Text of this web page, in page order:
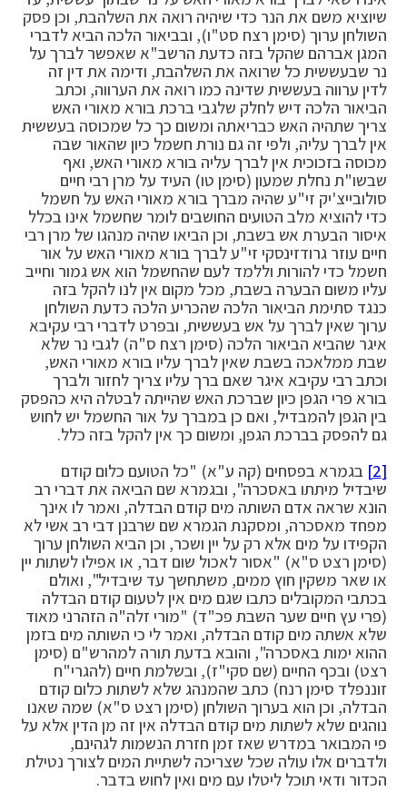
שיוציא משם את הנר כדי שיהיה רואה את השלהבת, וכן פסק
השולחן ערוך (סימן רצח סט"ו), ובביאור הלכה הביא לדברי
המגן אברהם שהקל בזה כדעת הרשב"א שאפשר לברך על
נר שבעששית כל שרואה את השלהבת, ודימה את דין זה
לדין ערווה בעששית שדינה כמו רואה את הערווה, וכתב
הביאור הלכה דיש לחלק שלגבי ברכת בורא מאורי האש
צריך שתהיה האש כבריאתה ומשום כך כל שמכוסה בעששית
אין לברך עליה, ולפי זה גם נורת חשמל כיון שהאור שבה
מכוסה בזכוכית אין לברך עליה בורא מאורי האש, ואף
שבשו"ת נחלת שמעון (סימן טו) העיד על מרן רבי חיים
סולובייצ'יק זי"ע שהיה מברך בורא מאורי האש על חשמל
כדי להוציא מלב הטועים החושבים לומר שחשמל אינו בכלל
איסור הבערת אש בשבת, וכן הביאו שהיה מנהגו של מרן רבי
חיים עוזר גרודזינסקי זי"ע לברך בורא מאורי האש על אור
חשמל כדי להורות וללמד לעם שהחשמל הוא אש גמור וחייב
עליו משום הבערה בשבת, מכל מקום אין לנו להקל בזה
כנגד סתימת הביאור הלכה שהכריע הלכה כדעת השולחן
ערוך שאין לברך על אש בעששית, ובפרט לדברי רבי עקיבא
איגר שהביא הביאור הלכה (סימן רצח ס"ה) לגבי נר שלא
שבת ממלאכה בשבת שאין לברך עליו בורא מאורי האש,
וכתב רבי עקיבא איגר שאם ברך עליו צריך לחזור ולברך
בורא פרי הגפן כיון שברכת האש שהייתה לבטלה היא כהפסק
בין הגפן להמבדיל, ואם כן במברך על אור החשמל יש לחוש
גם להפסק בברכת הגפן, ומשום כך אין להקל בזה כלל.
[2]
בגמרא בפסחים (קה ע"א) "כל הטועם כלום קודם
שיבדיל מיתתו באסכרה", ובגמרא שם הביאה את דברי רב
הונא שראה אדם השותה מים קודם הבדלה, ואמר לו אינך
מפחד מאסכרה, ומסקנת הגמרא שם שרבנן דבי רב אשי לא
הקפידו על מים אלא רק על יין ושכר, וכן הביא השולחן ערוך
(סימן רצט ס"א) "אסור לאכול שום דבר, או אפילו לשתות יין
או שאר משקין חוץ ממים, משתחשך עד שיבדיל", ואולם
בכתבי המקובלים כתבו שגם מים אין לטעום קודם הבדלה
(פרי עץ חיים שער השבת פכ"ד) "מורי זלה"ה הזהרני מאוד
שלא אשתה מים קודם הבדלה, ואמר לי כי השותה מים בזמן
ההוא ימות באסכרה", והובא בדעת תורה למהרש"ם (סימן
רצט) ובכף החיים (שם סקי"ז), ובשלמת חיים (להגרי"ח
זוננפלד סימן רנח) כתב שהמנהג שלא לשתות כלום קודם
הבדלה, וכן הוא בערוך השולחן (סימן רצט ס"א) שמה שאנו
נוהגים שלא לשתות מים קודם הבדלה אין זה מן הדין אלא על
פי המבואר במדרש שאז זמן חזרת הנשמות לגהינם,
ולדברים אלו עולה שכל שצריכה לשתיית המים לצורך נטילת
הכדור ודאי תוכל ליטלו עם מים ואין לחוש בדבר.